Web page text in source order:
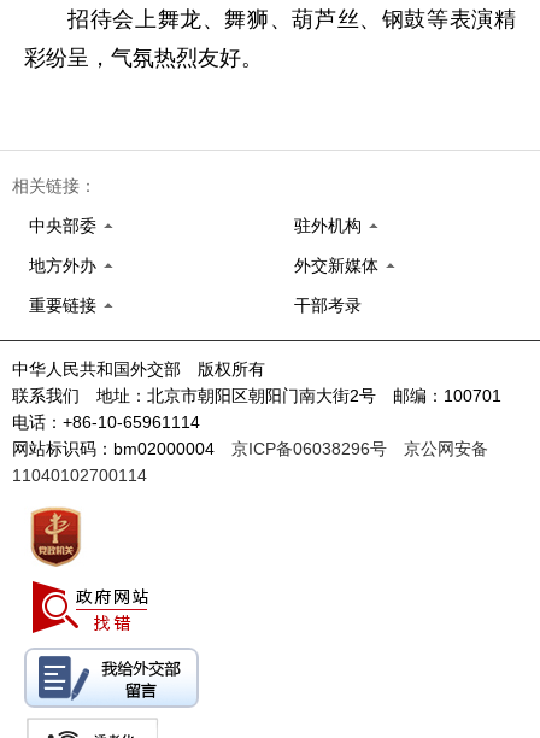
招待会上舞龙、舞狮、葫芦丝、钢鼓等表演精
彩纷呈，气氛热烈友好。
相关链接：
中央部委 驻外机构
地方外办 外交新媒体
重要链接 干部考录
中华人民共和国外交部 版权所有
联系我们 地址：北京市朝阳区朝阳门南大街2号 邮编：100701
电话：+86-10-65961114
网站标识码：bm02000004 京ICP备06038296号
京公网安备
11040102700114